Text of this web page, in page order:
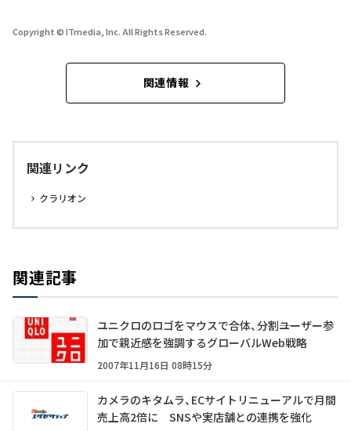
Copyright © ITmedia, Inc. All Rights Reserved.
関連情報
関連リンク
クラリオン
関連記事
ユニクロのロゴをマウスで合体、分割――ユーザー参
加で親近感を強調するグローバルWeb戦略
2007年11月16日 08時15分
カメラのキタムラ、ECサイトリニューアルで月間
売上高2倍に SNSや実店舗との連携を強化